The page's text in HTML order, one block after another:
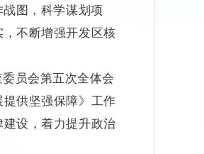
图，科学谋划项
不断增强开发区核
员会第五次全体会
供坚强保障》工作
设，着力提升政治